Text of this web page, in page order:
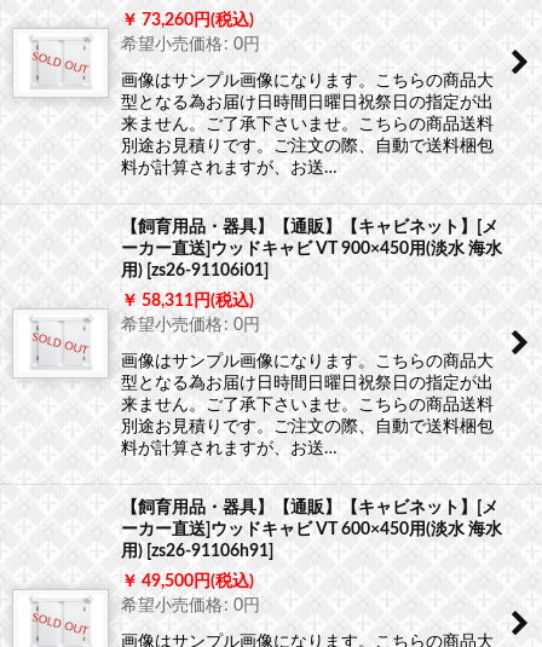
73,260 円(税込)
希望小売価格: 0円
画像はサンプル画像になります。こちらの商品大
型となる為お届け日時間日曜日祝祭日の指定が出
来ません。ご了承下さいませ。こちらの商品送料
別途お見積りです。ご注文の際、自動で送料梱包
料が計算されますが、お送…
【飼育用品・器具】【通販】【キャビネット】[メ
ーカー直送]ウッドキャビ VT 900×450用(淡水 海水
用) [zs26-91106i01]
58,311 円(税込)
希望小売価格 : 0円
画像はサンプル画像になります。こちらの商品大
型となる為お届け日時間日曜日祝祭日の指定が出
来ません。ご了承下さいませ。こちらの商品送料
別途お見積りです。ご注文の際、自動で送料梱包
料が計算されますが、お送…
【飼育用品・器具】【通販】【キャビネット】[メ
ーカー直送]ウッドキャビ VT 600×450用(淡水 海水
用) [zs26-91106h91]
49,500 円(税込)
希望小売価格: 0円
画像はサンプル画像になります。こちらの商品大